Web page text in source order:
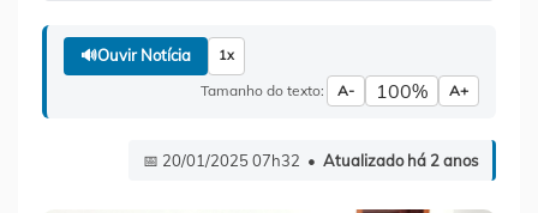
🔊Ouvir Notícia 1x
Tamanho do texto: A- 100% A+
📅 20/01/2025 07h32 • Atualizado há 2 anos